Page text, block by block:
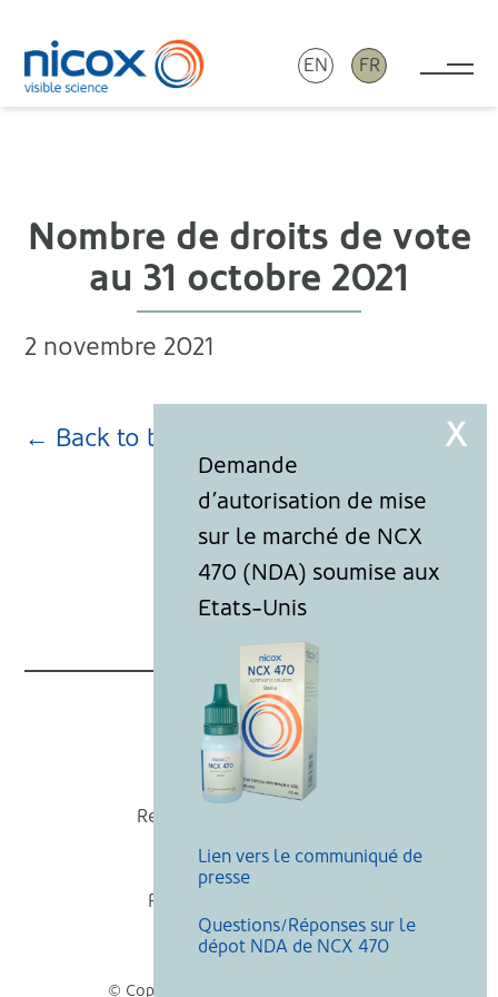
Nicox
EN FR
Nombre de droits de vote
au 31 octobre 2021
2 novembre 2021
← Back to blog page
Nicox
Recevoir nos actualités
Mentions légales
Politique de cookies
Recherche
© Copyright Nicox, Tous droits réservés
Lien vers le communiqué de
presse
Questions/Réponses sur le
dépot NDA de NCX 470